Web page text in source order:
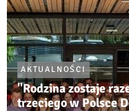
AKTUALNOŚCI
"Rodzina zostaje
trzeciego w Polsce